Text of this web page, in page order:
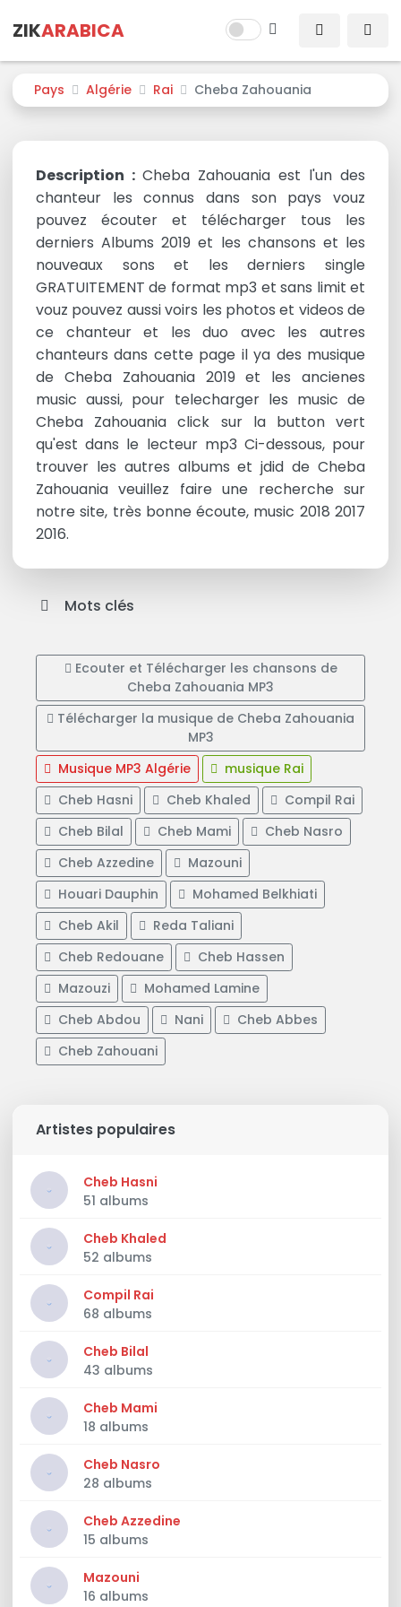
ZIKARABICA
Pays Algérie Rai Cheba Zahouania
Description : Cheba Zahouania est l'un des
chanteur les connus dans son pays vouz
pouvez écouter et télécharger tous les
derniers Albums 2019 et les chansons et les
nouveaux sons et les derniers single
GRATUITEMENT de format mp3 et sans limit et
vouz pouvez aussi voirs les photos et videos de
ce chanteur et les duo avec les autres
chanteurs dans cette page il ya des musique
de Cheba Zahouania 2019 et les ancienes
music aussi, pour telecharger les music de
Cheba Zahouania click sur la button vert
qu'est dans le lecteur mp3 Ci-dessous, pour
trouver les autres albums et jdid de Cheba
Zahouania veuillez faire une recherche sur
notre site, très bonne écoute, music 2018 2017
2016.
Mots clés
Ecouter et Télécharger les chansons de
Cheba Zahouania MP3
Télécharger la musique de Cheba Zahouania
MP3
Musique MP3 Algérie
musique Rai
Cheb Hasni
Cheb Khaled
Compil Rai
Cheb Bilal
Cheb Mami
Cheb Nasro
Cheb Azzedine
Mazouni
Houari Dauphin
Mohamed Belkhiati
Cheb Akil
Reda Taliani
Cheb Redouane
Cheb Hassen
Mazouzi
Mohamed Lamine
Cheb Abdou
Nani
Cheb Abbes
Cheb Zahouani
Artistes populaires
Cheb Hasni
51 albums
Cheb Khaled
52 albums
Compil Rai
68 albums
Cheb Bilal
43 albums
Cheb Mami
18 albums
Cheb Nasro
28 albums
Cheb Azzedine
15 albums
Mazouni
16 albums